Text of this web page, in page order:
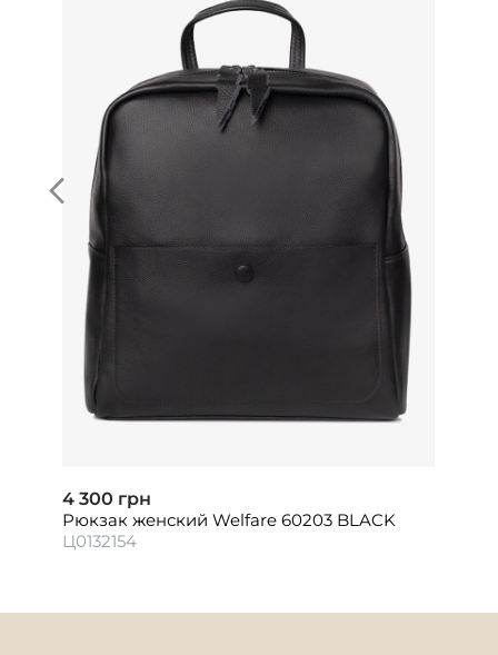
4 300 грн
Рюкзак женский Welfare 60203 BLACK
Ц0132154